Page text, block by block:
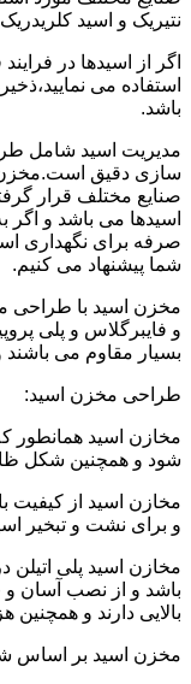
نتیریک و اسید
اگر از اسیدها در
استفاده می
باشد.
مدیریت اسید شامل
سازی دقیق است.مخزن
صنایع مختلف قرار
اسیدها می باشد و اگر
صرفه برای نگهداری
شما پیشنهاد می کنیم.
مخزن اسید با طراحی
و فایبرگلاس و پلی
بسیار مقاوم می
طراحی مخزن اسید:
مخازن اسید همانطور
شود و همچنین شکل
مخازن اسید از کیفیت
و برای نشت و تبخیر
مخازن اسید پلی اتیلن
باشد و از نصب آسان
بالایی دارند و
مخزن اسید بر اساس